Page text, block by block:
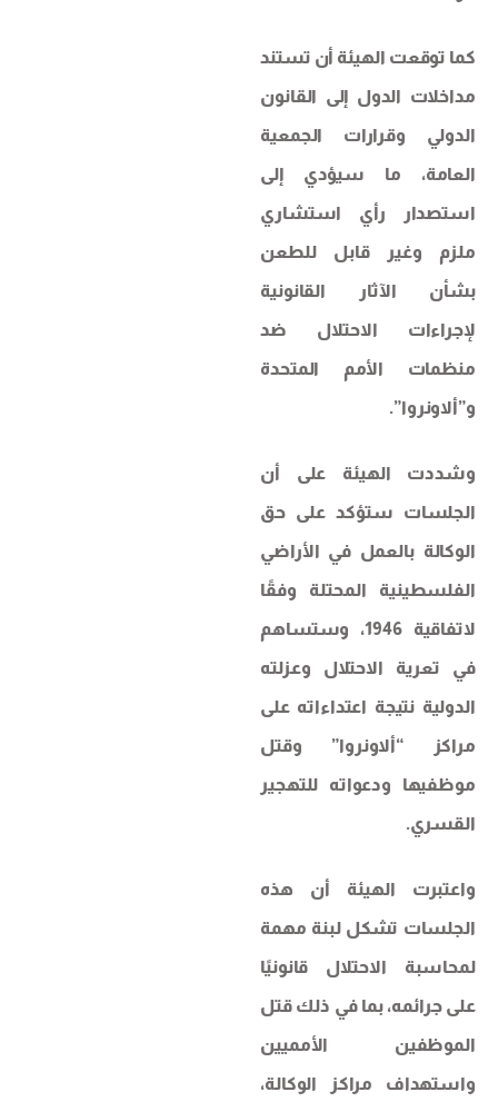
كما توقعت الهيئة أن تستند
مداخلات الدول إلى القانون
الدولي وقرارات الجمعية
العامة، ما سيؤدي إلى
استصدار رأي استشاري
ملزم وغير قابل للطعن
بشأن الآثار القانونية
لإجراءات الاحتلال ضد
منظمات الأمم المتحدة
و”ألاونروا”.
وشددت الهيئة على أن
الجلسات ستؤكد على حق
الوكالة بالعمل في الأراضي
الفلسطينية المحتلة وفقًا
لاتفاقية 1946، وستساهم
في تعرية الاحتلال وعزلته
الدولية نتيجة اعتداءاته على
مراكز “ألاونروا” وقتل
موظفيها ودعواته للتهجير
القسري.
واعتبرت الهيئة أن هذه
الجلسات تشكل لبنة مهمة
لمحاسبة الاحتلال قانونيًا
على جرائمه، بما في ذلك قتل
الموظفين الأمميين
واستهداف مراكز الوكالة،